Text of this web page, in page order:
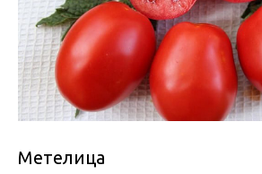
Метелица